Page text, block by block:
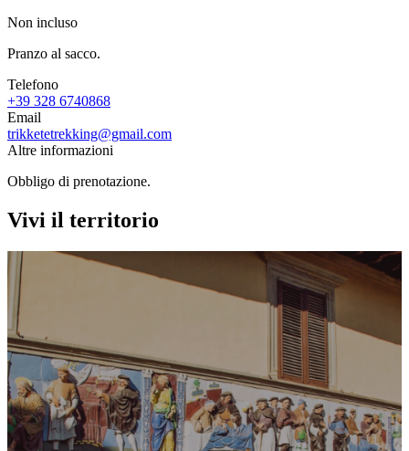
Non incluso
Pranzo al sacco.
Telefono
+39 328 6740868
Email
trikketetrekking@gmail.com
Altre informazioni
Obbligo di prenotazione.
Vivi il territorio